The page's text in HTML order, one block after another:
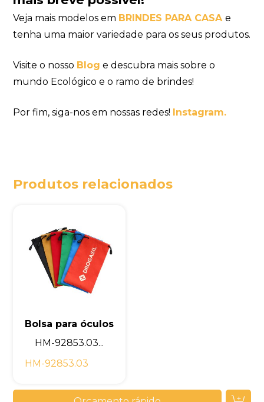
Veja mais modelos em BRINDES PARA CASA e
tenha uma maior variedade para os seus produtos.
Visite o nosso Blog e descubra mais sobre o
mundo Ecológico e o ramo de brindes!
Por fim, siga-nos em nossas redes! Instagram.
Produtos relacionados
Bolsa para óculos
HM-92853.03...
HM-92853.03